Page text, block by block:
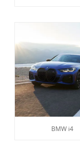
BMW i4